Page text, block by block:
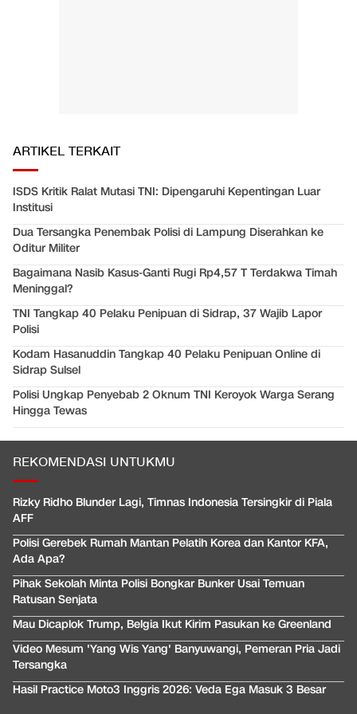
ARTIKEL TERKAIT
ISDS Kritik Ralat Mutasi TNI: Dipengaruhi Kepentingan Luar
Institusi
Dua Tersangka Penembak Polisi di Lampung Diserahkan ke
Oditur Militer
Bagaimana Nasib Kasus-Ganti Rugi Rp4,57 T Terdakwa Timah
Meninggal?
TNI Tangkap 40 Pelaku Penipuan di Sidrap, 37 Wajib Lapor
Polisi
Kodam Hasanuddin Tangkap 40 Pelaku Penipuan Online di
Sidrap Sulsel
Polisi Ungkap Penyebab 2 Oknum TNI Keroyok Warga Serang
Hingga Tewas
REKOMENDASI UNTUKMU
Rizky Ridho Blunder Lagi, Timnas Indonesia Tersingkir di Piala
AFF
Polisi Gerebek Rumah Mantan Pelatih Korea dan Kantor KFA,
Ada Apa?
Pihak Sekolah Minta Polisi Bongkar Bunker Usai Temuan
Ratusan Senjata
Mau Dicaplok Trump, Belgia Ikut Kirim Pasukan ke Greenland
Video Mesum 'Yang Wis Yang' Banyuwangi, Pemeran Pria Jadi
Tersangka
Hasil Practice Moto3 Inggris 2026: Veda Ega Masuk 3 Besar